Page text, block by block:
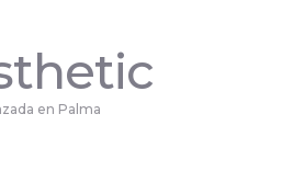
en Palma